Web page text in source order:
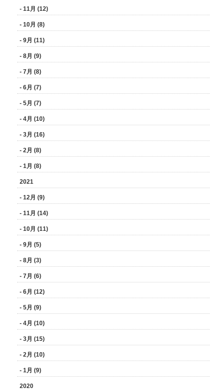
- 11月 (12)
- 10月 (8)
- 9月 (11)
- 8月 (9)
- 7月 (8)
- 6月 (7)
- 5月 (7)
- 4月 (10)
- 3月 (16)
- 2月 (8)
- 1月 (8)
2021
- 12月 (9)
- 11月 (14)
- 10月 (11)
- 9月 (5)
- 8月 (3)
- 7月 (6)
- 6月 (12)
- 5月 (9)
- 4月 (10)
- 3月 (15)
- 2月 (10)
- 1月 (9)
2020